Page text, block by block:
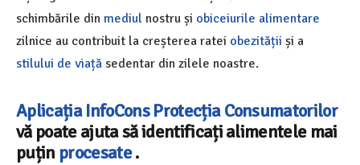
schimbările din mediul nostru și obiceiurile alimentare
zilnice au contribuit la creșterea ratei obezității și a
stilului de viață sedentar din zilele noastre.
Aplicația InfoCons Protecția Consumatorilor
vă poate ajuta să identificațialimentele mai
puțin procesate.